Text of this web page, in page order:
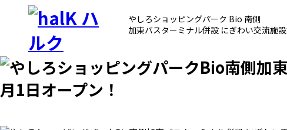
やしろショッピングパーク Bio 南側
加東バスターミナル併設 にぎわい交流施設